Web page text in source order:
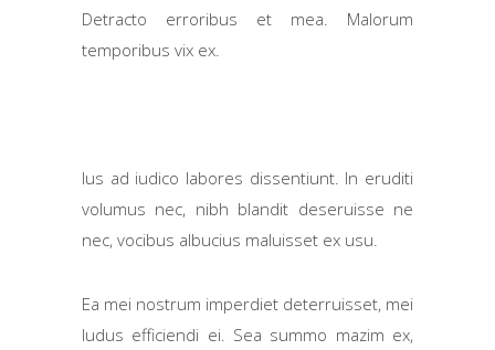
Detracto erroribus et mea. Malorum
temporibus vix ex.
Ius ad iudico labores dissentiunt. In eruditi
volumus nec, nibh blandit deseruisse ne
nec, vocibus albucius maluisset ex usu.
Ea mei nostrum imperdiet deterruisset, mei
ludus efficiendi ei. Sea summo mazim ex,